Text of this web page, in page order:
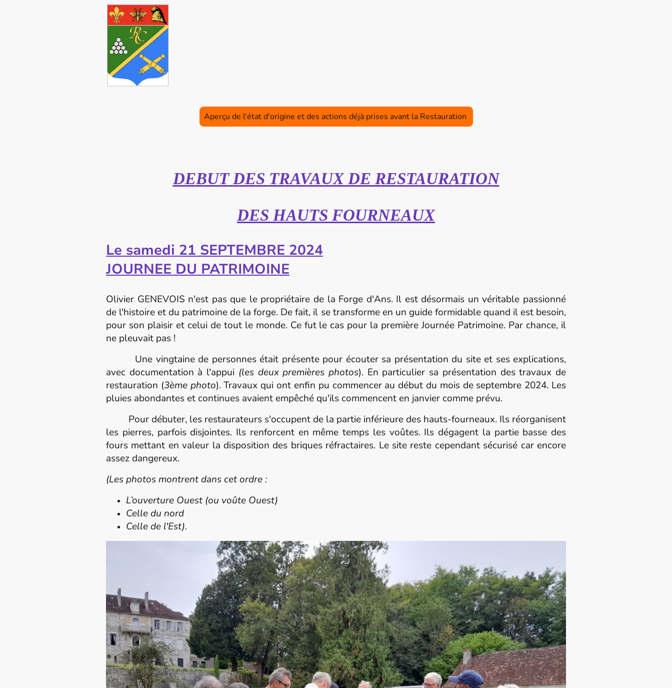
Aperçu de l'état d'origine et des actions déjà prises avant la Restauration
DEBUT DES TRAVAUX DE RESTAURATION
DES HAUTS FOURNEAUX
Le samedi 21 SEPTEMBRE 2024
JOURNEE DU PATRIMOINE
Olivier GENEVOIS n'est pas que le propriétaire de la Forge d'Ans. Il est désormais un véritable passionné
de l'histoire et du patrimoine de la forge. De fait, il se transforme en un guide formidable quand il est besoin,
pour son plaisir et celui de tout le monde. Ce fut le cas pour la première Journée Patrimoine. Par chance, il
ne pleuvait pas !
Une vingtaine de personnes était présente pour écouter sa présentation du site et ses explications,
avec documentation à l'appui (les deux premières photos). En particulier sa présentation des travaux de
restauration (3ème photo). Travaux qui ont enfin pu commencer au début du mois de septembre 2024. Les
pluies abondantes et continues avaient empêché qu'ils commencent en janvier comme prévu.
Pour débuter, les restaurateurs s'occupent de la partie inférieure des hauts-fourneaux. Ils réorganisent
les pierres, parfois disjointes. Ils renforcent en même temps les voûtes. Ils dégagent la partie basse des
fours mettant en valeur la disposition des briques réfractaires. Le site reste cependant sécurisé car encore
assez dangereux.
(Les photos montrent dans cet ordre :
L’ouverture Ouest (ou voûte Ouest)
Celle du nord
Celle de l'Est).